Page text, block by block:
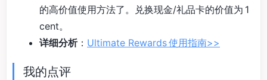
的高价值使用方法了。兑换现金/礼品卡的价值为 1
cent。
详细分析： Ultimate Rewards 使用指南>>
我的点评